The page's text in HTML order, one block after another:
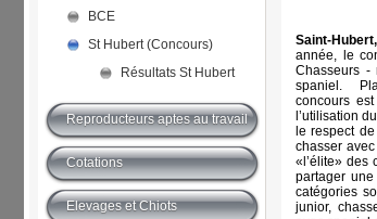
Saint-
année, le
Chasseurs -
spaniel.
concours
l’utilisation
le respect
chasser
«l’élite» des
partager
catégories
junior,
BCE
St Hubert (Concours)
Résultats St Hubert
Reproducteurs aptes au travail
Cotations
Elevages et Chiots